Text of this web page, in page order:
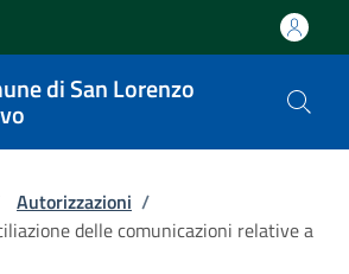
di San Lorenzo
pane
Autorizzazioni /
delle comunicazioni relative a